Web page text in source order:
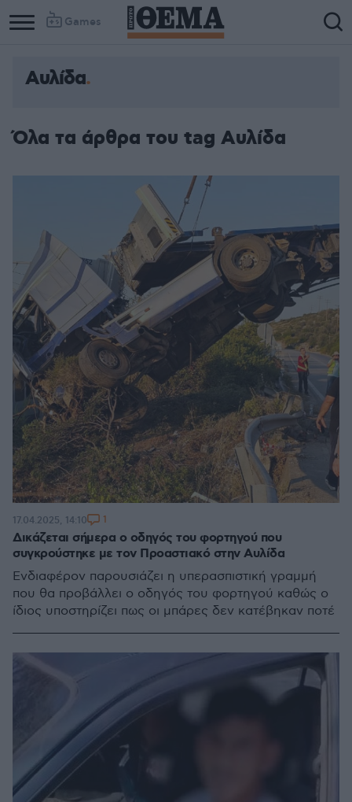
Games
Αυλίδα
Όλα τα άρθρα του tag Αυλίδα
Δικάζεται σήμερα ο οδηγός του φορτηγού που
συγκρούστηκε με τον Προαστιακό στην Αυλίδα
Ενδιαφέρον παρουσιάζει η υπερασπιστική γραμμή
που θα προβάλλει ο οδηγός του φορτηγού καθώς ο
ίδιος υποστηρίζει πως οι μπάρες δεν κατέβηκαν ποτέ
17.04.2025, 14:10 1